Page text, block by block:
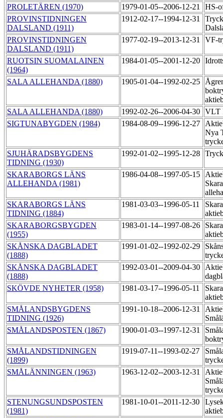
PROLETÄREN (1970) 1979-01-05--2006-12-21
HS-
PROVINSTIDNINGEN
DALSLAND (1911)
1912-02-17--1994-12-31
PROVINSTIDNINGEN
DALSLAND (1911)
1977-02-19--2013-12-31 VF-
RUOTSIN SUOMALAINEN
(1964)
1984-01-05--2001-12-20
SALA ALLEHANDA (1880) 1905-01-04--1992-02-25
SALA ALLEHANDA (1880)
1992-02-26--2006-04-30 VLT
SIGTUNABYGDEN (1984)
1984-08-09--1996-12-27
Nya
SJUHÄRADSBYGDENS
TIDNING (1930)
1992-01-02--1995-12-28
SKARABORGS LÄNS
ALLEHANDA (1981)
1986-04-08--1997-05-15
SKARABORGS LÄNS
TIDNING (1884)
1981-03-03--1996-05-11
SKARABORGSBYGDEN
(1955)
1983-01-14--1997-08-26
SKÅNSKA DAGBLADET
(1888)
1991-01-02--1992-02-29
SKÅNSKA DAGBLADET
(1888)
1992-03-01--2009-04-30
SKÖVDE NYHETER (1958)
1981-03-17--1996-05-11
SMÅLANDSBYGDENS
TIDNING (1926)
1991-10-18--2006-12-31
SMÅLANDSPOSTEN (1867)
1900-01-03--1997-12-31
SMÅLANDSTIDNINGEN
(1899)
1919-07-11--1993-02-27
SMÅLÄNNINGEN (1963)
1963-12-02--2003-12-31
STENUNGSUNDSPOSTEN
(1981)
1981-10-01--2011-12-30